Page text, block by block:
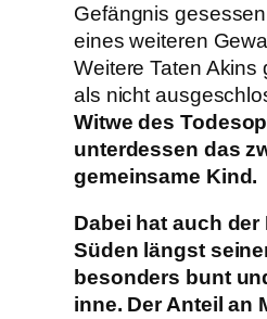
Gefängnis
eines weiteren
Weitere Taten Akins
als nicht
Witwe des
unterdessen das
gemeinsame Kind.
Dabei hat auch der
Süden längst
besonders bunt
inne. Der Anteil an